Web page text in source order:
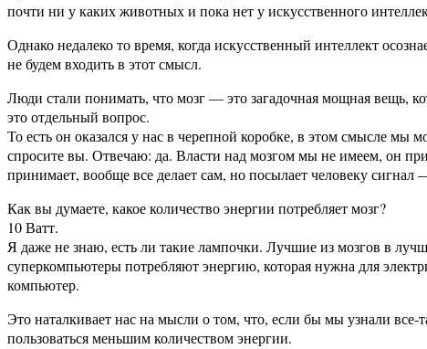
почти ни у каких животных и пока нет у искусственного
Однако недалеко то время, когда искусственный интеллект
не будем входить в этот смысл.
Люди стали понимать, что мозг — это загадочная мощная вещь,
это отдельный вопрос.
То есть он оказался у нас в черепной коробке, в этом смысле
спросите вы. Отвечаю: да. Власти над мозгом мы не имеем, он
принимает, вообще все делает сам, но посылает человеку
Как вы думаете, какое количество энергии потребляет мозг?
10 Ватт.
Я даже не знаю, есть ли такие лампочки. Лучшие из мозгов в
суперкомпьютеры потребляют энергию, которая нужна для
компьютер.
Это наталкивает нас на мысли о том, что, если бы мы узнали
пользоваться меньшим количеством энергии.